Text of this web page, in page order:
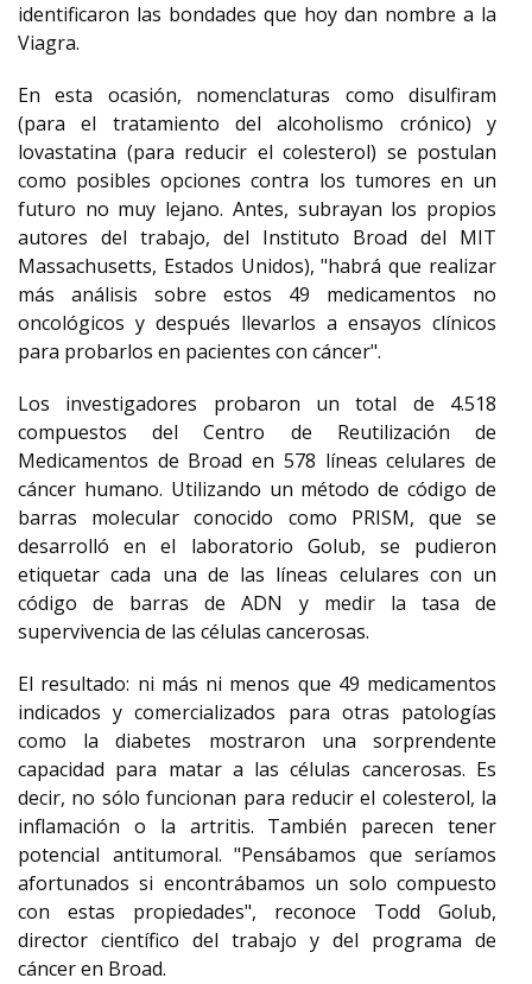
identificaron las bondades que hoy dan nombre a la
Viagra.
En esta ocasión, nomenclaturas como disulfiram
(para el tratamiento del alcoholismo crónico) y
lovastatina (para reducir el colesterol) se postulan
como posibles opciones contra los tumores en un
futuro no muy lejano. Antes, subrayan los propios
autores del trabajo, del Instituto Broad del MIT
Massachusetts, Estados Unidos), "habrá que realizar
más análisis sobre estos 49 medicamentos no
oncológicos y después llevarlos a ensayos clínicos
para probarlos en pacientes con cáncer".
Los investigadores probaron un total de 4.518
compuestos del Centro de Reutilización de
Medicamentos de Broad en 578 líneas celulares de
cáncer humano. Utilizando un método de código de
barras molecular conocido como PRISM, que se
desarrolló en el laboratorio Golub, se pudieron
etiquetar cada una de las líneas celulares con un
código de barras de ADN y medir la tasa de
supervivencia de las células cancerosas.
El resultado: ni más ni menos que 49 medicamentos
indicados y comercializados para otras patologías
como la diabetes mostraron una sorprendente
capacidad para matar a las células cancerosas. Es
decir, no sólo funcionan para reducir el colesterol, la
inflamación o la artritis. También parecen tener
potencial antitumoral. "Pensábamos que seríamos
afortunados si encontrábamos un solo compuesto
con estas propiedades", reconoce Todd Golub,
director científico del trabajo y del programa de
cáncer en Broad.